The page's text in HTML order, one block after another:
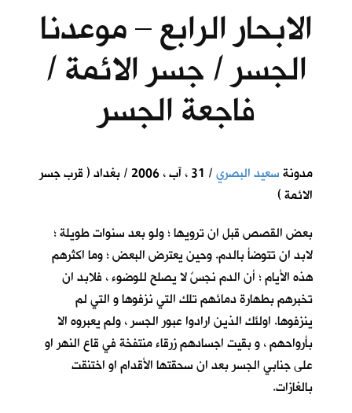
الابحار الرابع – موعدنا
الجسر / جسر الائمة /
فاجعة الجسر
مدونةسعيد البصري
/ 31 ، آب ، 2006 / بغداد ( قرب جسر
الائمة )
بعض القصص قبل ان ترويها ؛ ولو بعد سنوات طويلة ؛
لابد ان تتوضأ بالدم. وحين يعترض البعض ؛ وما اكثرهم
هذه الأيام ؛ أن الدم نجسٌ لا يصلح للوضوء ، فلابد ان
تخبرهم بطهارة دمائهم تلك التي نزفوها و التي لم
ينزفوها. اولئك الذين ارادوا عبور الجسر ، ولم يعبروه الا
بأرواحهم ، و بقيت اجسادهم زرقاء منتفخة في قاع النهر او
على جنابي الجسر بعد ان سحقتها الأقدام او اختنقت
بالغازات.